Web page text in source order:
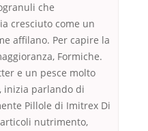
che
cresciuto come un
affilano. Per capire la
Formiche.
e un pesce molto
inizia parlando di
Pillole di Imitrex Di
nutrimento,